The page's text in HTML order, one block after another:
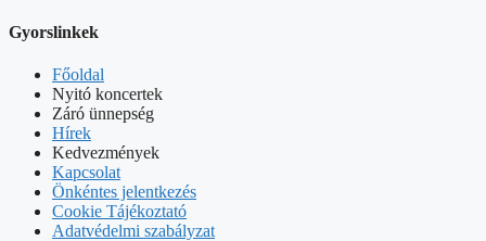
Gyorslinkek
Főoldal
Nyitó koncertek
Záró ünnepség
Hírek
Kedvezmények
Kapcsolat
Önkéntes jelentkezés
Cookie Tájékoztató
Adatvédelmi szabályzat